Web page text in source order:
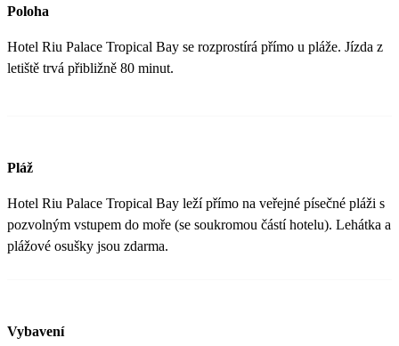
Poloha
Hotel Riu Palace Tropical Bay se rozprostírá přímo u pláže. Jízda z
letiště trvá přibližně 80 minut.
Pláž
Hotel Riu Palace Tropical Bay leží přímo na veřejné písečné pláži s
pozvolným vstupem do moře (se soukromou částí hotelu). Lehátka a
plážové osušky jsou zdarma.
Vybavení